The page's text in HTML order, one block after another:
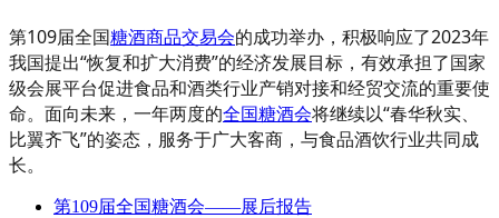
第109届全国糖酒商品交易会的成功举办，积极响应了2023年
我国提出“恢复和扩大消费”的经济发展目标，有效承担了国家
级会展平台促进食品和酒类行业产销对接和经贸交流的重要使
命。面向未来，一年两度的全国糖酒会将继续以“春华秋实、
比翼齐飞”的姿态，服务于广大客商，与食品酒饮行业共同成
长。
第109届全国糖酒会——展后报告